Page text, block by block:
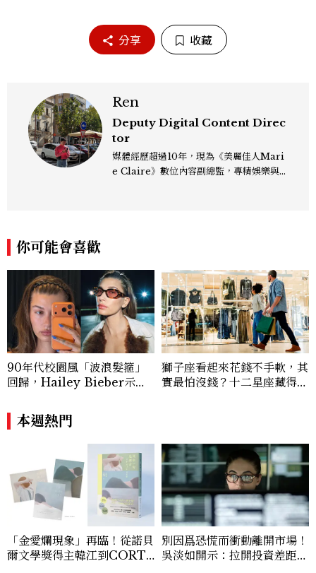
分享 收藏
Ren
Deputy Digital Content Direc
tor
媒體經歷超過10年，現為《美麗佳人Mari
e Claire》數位內容副總監，專精娛樂與
你可能會喜歡
90年代校園風「波浪髮箍」
回歸，Hailey Bieber示範
u髮箍未開賣先爆紅！
獅子座看起來花錢不手軟，其
實最怕沒錢？十二星座藏得最
本週熱門
「金愛爛現象」再臨！從諾貝
爾文學獎得主韓江到CORTI
別因爲恐慌而衝動離開市場！
吳淡如開示：拉開投資差距的